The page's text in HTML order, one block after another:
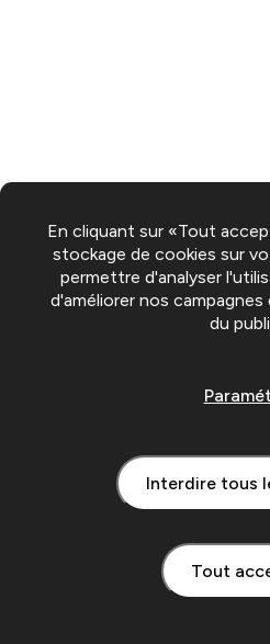
En cliquant sur «Tout
stockage de cookies sur
permettre d'analyser
d'améliorer nos campagnes
du
Tout
Interdire tous